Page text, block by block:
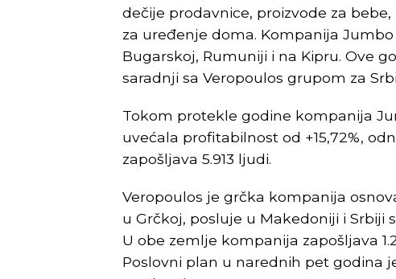
dečije prodavnice, proizvode za
za uređenje doma. Kompanija
Bugarskoj, Rumuniji i na Kipru. Ove
saradnji sa Veropoulos grupom za
Tokom protekle godine kompanija
uvećala profitabilnost od +15,72%,
zapošljava 5.913 ljudi.
Veropoulos je grčka kompanija
u Grčkoj, posluje u Makedoniji i Srbiji
U obe zemlje kompanija zapošljava
Poslovni plan u narednih pet godina